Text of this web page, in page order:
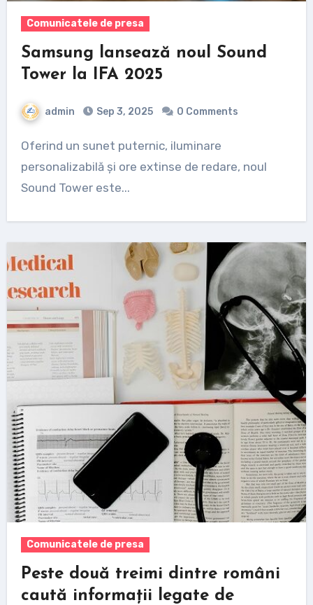
Comunicatele de presa
Samsung lansează noul Sound
Tower la IFA 2025
admin Sep 3, 2025 0 Comments
Oferind un sunet puternic, iluminare
personalizabilă și ore extinse de redare, noul
Sound Tower este...
Comunicatele de presa
Peste două treimi dintre români
caută informații legate de